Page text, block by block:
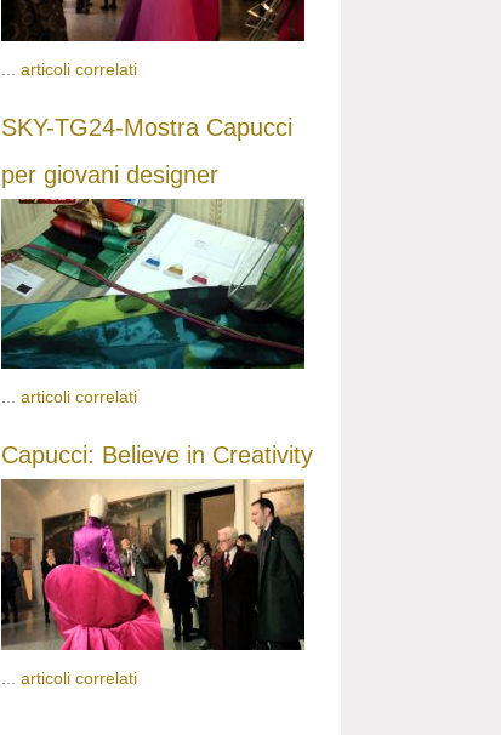
articoli correlati
SKY-TG24-Mostra Capucci
per giovani designer
... articoli correlati
Capucci: Believe in Creativity
articoli correlati